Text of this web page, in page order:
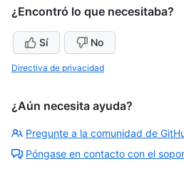
¿Encontró lo que necesitaba?
Sí No
Directiva de privacidad
¿Aún necesita ayuda?
Pregunte a la comunidad de
Póngase en contacto con el